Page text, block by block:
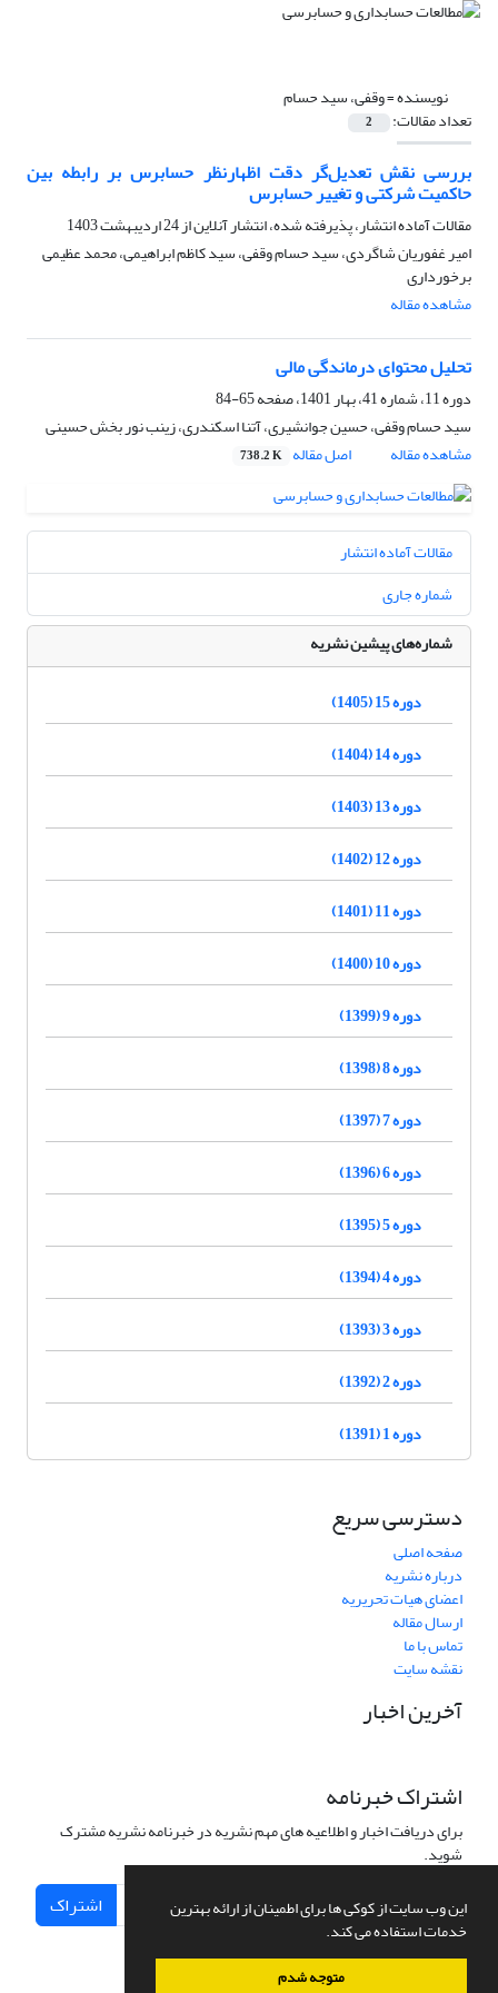
این وب سایت از کوکی ها برای اطمینان از ارائه بهترین
خدمات استفاده می کند.
متوجه شدم
نویسنده =وقفی، سید حسام
تعداد مقالات: 2
بررسی نقش تعدیل‌گر دقت اظهارنظر حسابرس بر رابطه بین
حاکمیت شرکتی و تغییر حسابرس
مقالات آماده انتشار، پذیرفته شده، انتشار آنلاین از24 اردیبهشت 1403
امیر غفوریان شاگردی، سید حسام وقفی، سید کاظم ابراهیمی، محمد عظیمی
برخورداری
مشاهده مقاله
تحلیل محتوای درماندگی مالی
دوره 11، شماره 41، بهار 1401، صفحه
65-84
سید حسام وقفی، حسین جوانشیری، آتنا اسکندری، زینب نور بخش حسینی
مشاهده مقاله
اصل مقاله 738.2 K
مقالات آماده انتشار
شماره جاری
شماره‌های پیشین نشریه
دوره 15 (1405)
دوره 14 (1404)
دوره 13 (1403)
دوره 12 (1402)
دوره 11 (1401)
دوره 10 (1400)
دوره 9 (1399)
دوره 8 (1398)
دوره 7 (1397)
دوره 6 (1396)
دوره 5 (1395)
دوره 4 (1394)
دوره 3 (1393)
دوره 2 (1392)
دوره 1 (1391)
دسترسی سریع
صفحه اصلی
درباره نشریه
اعضای هیات تحریریه
ارسال مقاله
تماس با ما
نقشه سایت
آخرین اخبار
اشتراک خبرنامه
برای دریافت اخبار و اطلاعیه های مهم نشریه در خبرنامه نشریه مشترک
شوید.
اشتراک